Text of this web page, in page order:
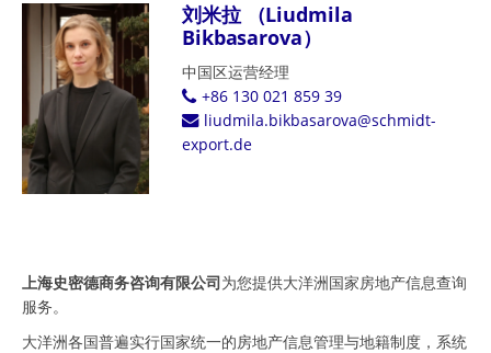
刘米拉 （Liudmila
Bikbasarova）
中国区运营经理
+86 130 021 859 39
liudmila.bikbasarova@schmidt-
export.de
上海史密德商务咨询有限公司为您提供大洋洲国家房地产信息查询
服务。
大洋洲各国普遍实行国家统一的房地产信息管理与地籍制度，系统